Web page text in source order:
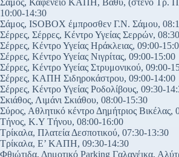
Σάμος, Καφενείο ΚΑΠΗ, Βαθύ, (στενό Τρ.
10:00-14:30
Σάμος, ISOBOX έμπροσθεν Γ.Ν. Σάμου,
Σέρρες, Σέρρες, Κέντρο Υγείας Σερρών,
Σέρρες, Κέντρο Υγείας Ηράκλειας, 09:00-
Σέρρες, Κέντρο Υγείας Νιγρίτας, 09:00-15:00
Σέρρες, Κέντρο Υγείας Στρυμονικού, 09:00-
Σέρρες, ΚΑΠΗ Σιδηροκάστρου, 09:00-14:00
Σέρρες, Κέντρο Υγείας Ροδολίβους, 09:30-
Σκιάθος, Λιμάνι Σκιάθου, 08:00-15:30
Σύρος, Αθλητικό κέντρο Δημήτριος Βικέλας,
Τήνος, Κ.Υ Τήνου, 08:00-16:00
Τρίκαλα, Πλατεία Δεσποτικού, 07:30-13:30
Τρίκαλα, Ε’ ΚΑΠΗ, 09:30-14:30
Φθιώτιδα, Δημοτικό Parking Γαλανέικα,